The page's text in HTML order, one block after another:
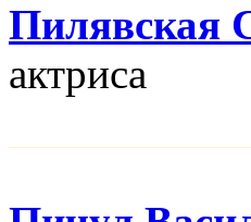
Пилявская
актриса